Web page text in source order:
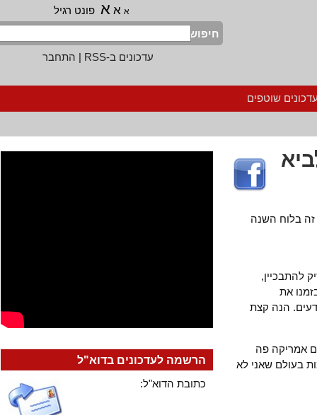
א א פונט רגיל
חיפוש
עדכונים ב-RSS
|התחבר
שוטפים
בלוח השנה
את
הנה קצת
פה
שאני לא
הרשמה לעדכונים בדוא"ל
כתובת הדוא"ל: